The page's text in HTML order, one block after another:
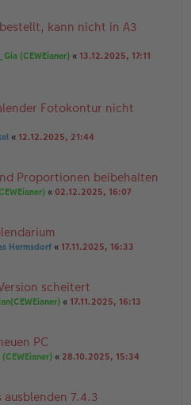
kann nicht in A3
(CEWEianer) « 13.12.2025, 17:11
Fotokontur nicht
« 12.12.2025, 21:44
Proportionen beibehalten
« 02.12.2025, 16:07
Hermsdorf « 17.11.2025, 16:33
scheitert
« 17.11.2025, 16:13
PC
(CEWEianer) « 28.10.2025, 15:34
7.4.3